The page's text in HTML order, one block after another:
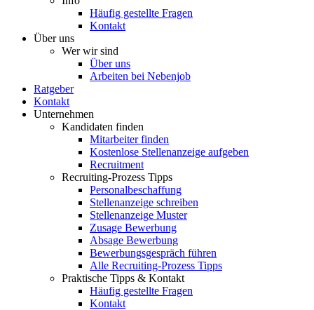
Häufig gestellte Fragen
Kontakt
Über uns
Wer wir sind
Über uns
Arbeiten bei Nebenjob
Ratgeber
Kontakt
Unternehmen
Kandidaten finden
Mitarbeiter finden
Kostenlose Stellenanzeige aufgeben
Recruitment
Recruiting-Prozess Tipps
Personalbeschaffung
Stellenanzeige schreiben
Stellenanzeige Muster
Zusage Bewerbung
Absage Bewerbung
Bewerbungsgespräch führen
Alle Recruiting-Prozess Tipps
Praktische Tipps & Kontakt
Häufig gestellte Fragen
Kontakt